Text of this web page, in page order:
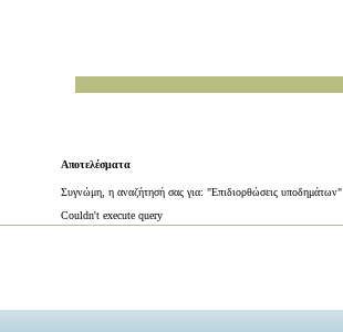
Αποτελέσματα
Συγνώμη, η αναζήτησή σας για: "Επιδιορθώσεις υποδημάτων"
Couldn't execute query